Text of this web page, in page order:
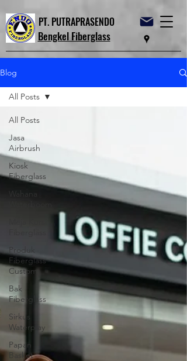
PT. PUTRAPRASENDO
Bengkel Fiberglass
Blog
All Posts
Jasa
Airbrush
Kiosk
Fiberglass
Wahana
Produk
Fiberglass
Custom
Bak
Fiberglass
Sirkus
Waterplay
Papan
Basket
All Posts